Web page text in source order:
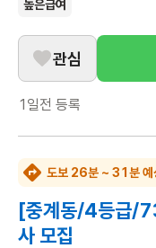
높은급여
관심
1일전 등록
도보 26분 ~ 31분 예
[중계동/4등급/
사 모집